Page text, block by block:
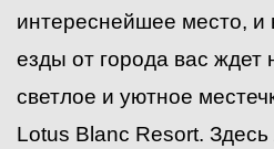
интереснейшее место, и
езды от города вас ждет
светлое и уютное
Lotus Blanc Resort.